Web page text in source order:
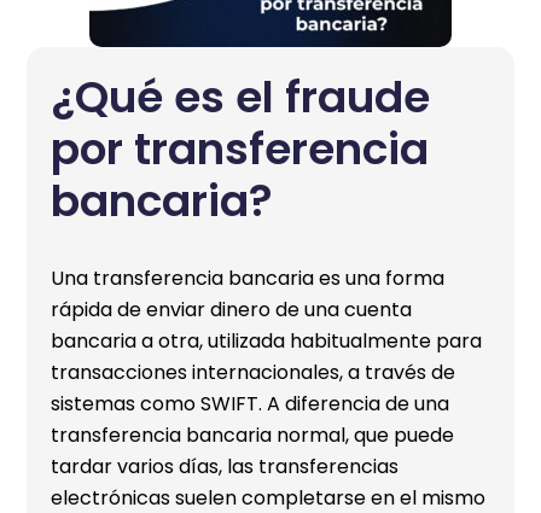
¿Qué es el fraude
por transferencia
bancaria?
Una transferencia bancaria es una forma
rápida de enviar dinero de una cuenta
bancaria a otra, utilizada habitualmente para
transacciones internacionales, a través de
sistemas como SWIFT. A diferencia de una
transferencia bancaria normal, que puede
tardar varios días, las transferencias
electrónicas suelen completarse en el mismo